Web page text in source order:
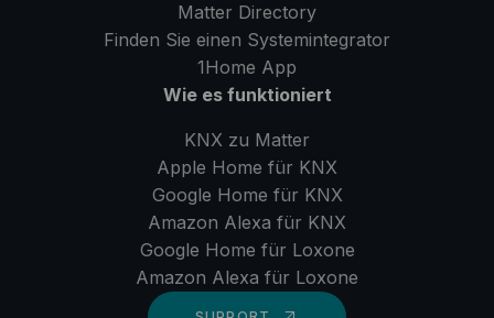
Matter Directory
Finden Sie einen Systemintegrator
1Home App
Wie es funktioniert
KNX zu Matter
Apple Home für KNX
Google Home für KNX
Amazon Alexa für KNX
Google Home für Loxone
Amazon Alexa für Loxone